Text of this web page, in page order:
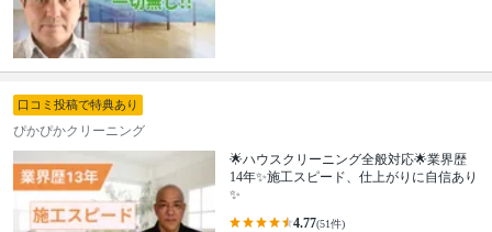
口コミ投稿で特典あり
ぴかぴかクリーニング
🌟ハウスクリーニング全般対応🌟業界歴
14年✨施工スピード、仕上がりに自信あり
✨
4.77(51件)